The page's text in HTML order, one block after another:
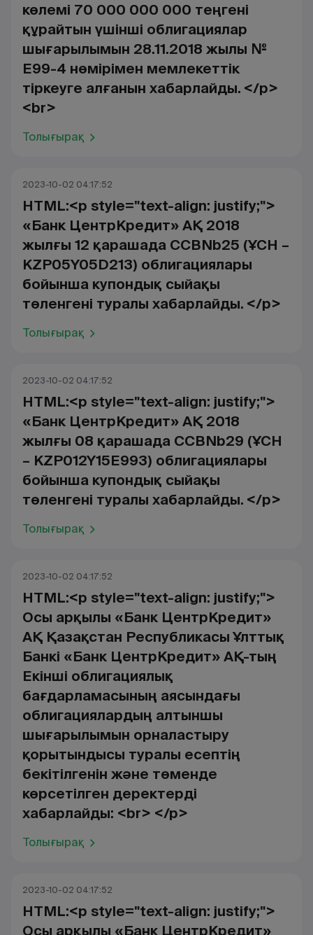
көлемі 70 000 000 000 теңгені
құрайтын үшінші облигациялар
шығарылымын 28.11.2018 жылы №
Е99-4 нөмірімен мемлекеттік
тіркеуге алғанын хабарлайды. </p>
<br>
Толығырақ
2023-10-02 04:17:52
HTML:<p style="text-align: justify;">
«Банк ЦентрКредит» АҚ 2018
жылғы 12 қарашада CCBNb25 (ҰСН –
KZP05Y05D213) облигациялары
бойынша купондық сыйақы
төленгені туралы хабарлайды. </p>
Толығырақ
2023-10-02 04:17:52
HTML:<p style="text-align: justify;">
«Банк ЦентрКредит» АҚ 2018
жылғы 08 қарашада CCBNb29 (ҰСН
– KZP012Y15E993) облигациялары
бойынша купондық сыйақы
төленгені туралы хабарлайды. </p>
Толығырақ
2023-10-02 04:17:52
HTML:<p style="text-align: justify;">
Осы арқылы «Банк ЦентрКредит»
АҚ Қазақстан Республикасы Ұлттық
Банкі «Банк ЦентрКредит» АҚ-тың
Екінші облигациялық
бағдарламасының аясындағы
облигациялардың алтыншы
шығарылымын орналастыру
қорытындысы туралы есептің
бекітілгенін және төменде
көрсетілген деректерді
хабарлайды: <br> </p>
Толығырақ
2023-10-02 04:17:52
HTML:<p style="text-align: justify;">
Осы арқылы «Банк ЦентрКредит»